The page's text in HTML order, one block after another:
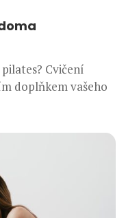
Cvičení
doplňkem vašeho